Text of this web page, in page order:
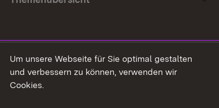
Facebook
Um unsere Webseite für Sie optimal gestalten
und verbessern zu können, verwenden wir
Cookies.